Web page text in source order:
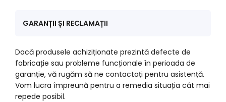
GARANȚII ȘI RECLAMAȚII
Dacă produsele achiziționate prezintă defecte de
fabricație sau probleme funcționale în perioada de
garanție, vă rugăm să ne contactați pentru asistență.
Vom lucra împreună pentru a remedia situația cât mai
repede posibil.